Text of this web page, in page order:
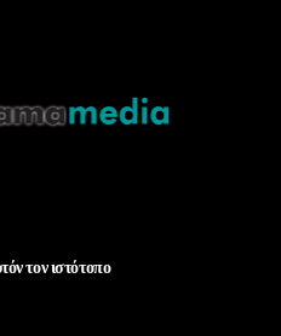
Top
τον ιστότοπο